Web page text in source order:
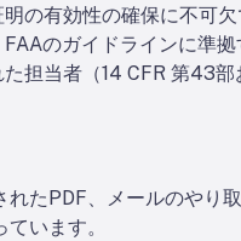
の有効性の確保に不可欠
のガイドラインに準
担当者（14 CFR 第43
たPDF、メールのやり
います。